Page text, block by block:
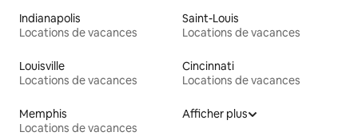
Indianapolis
Locations de vacances
Saint-Louis
Locations de vacances
Louisville
Locations de vacances
Cincinnati
Locations de vacances
Memphis
Locations de vacances
Afficher plus